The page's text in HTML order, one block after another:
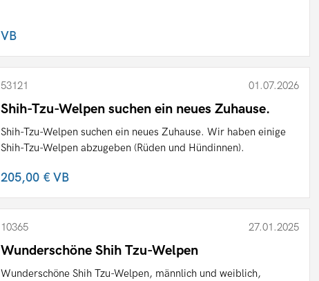
VB
53121 01.07.2026
Shih-Tzu-Welpen suchen ein neues Zuhause.
Shih-Tzu-Welpen suchen ein neues Zuhause. Wir haben einige
Shih-Tzu-Welpen abzugeben (Rüden und Hündinnen).
205,00 €VB
10365 27.01.2025
Wunderschöne Shih Tzu-Welpen
Wunderschöne Shih Tzu-Welpen, männlich und weiblich,